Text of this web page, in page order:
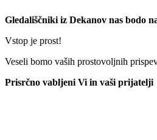
Gledališčniki iz Dekanov nas bodo
Vstop je prost!
Veseli bomo vaših prostovoljnih
Prisrčno vabljeni Vi in vaši prijatelji